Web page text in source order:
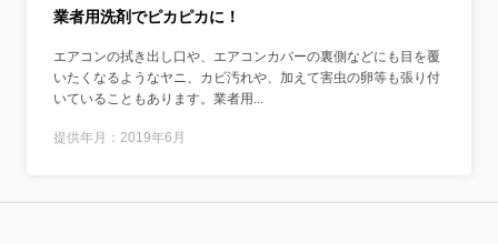
業者用洗剤でピカピカに！
エアコンの拭き出し口や、エアコンカバーの裏側などにも目を覆
いたくなるようなヤニ、カビ汚れや、加えて害虫の卵等も張り付
いていることもあります。業者用...
提供年月：2019年6月